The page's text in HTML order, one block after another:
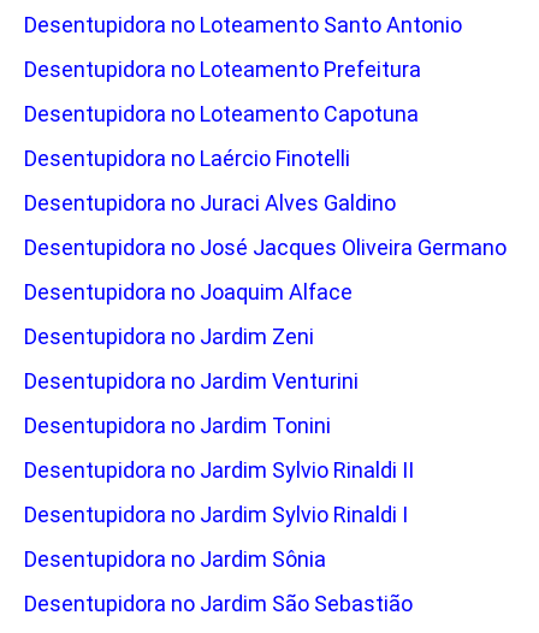
Desentupidora no Loteamento Santo Antonio
Desentupidora no Loteamento Prefeitura
Desentupidora no Loteamento Capotuna
Desentupidora no Laércio Finotelli
Desentupidora no Juraci Alves Galdino
Desentupidora no José Jacques Oliveira Germano
Desentupidora no Joaquim Alface
Desentupidora no Jardim Zeni
Desentupidora no Jardim Venturini
Desentupidora no Jardim Tonini
Desentupidora no Jardim Sylvio Rinaldi II
Desentupidora no Jardim Sylvio Rinaldi I
Desentupidora no Jardim Sônia
Desentupidora no Jardim São Sebastião